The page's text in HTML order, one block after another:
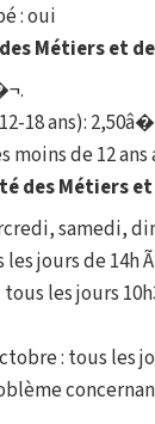
: oui
Métiers et
18 ans):
moins de 12 ans
des Métiers
samedi,
jours de 14h
les jours
: tous les